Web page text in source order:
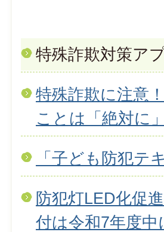
特殊詐欺対策ア
特殊詐欺に注意
ことは「絶対に
「子ども防犯テ
防犯灯LED化促
付は令和7年度